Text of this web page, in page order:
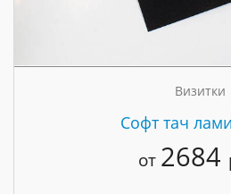
Визитки
Cофт тач
от 2684